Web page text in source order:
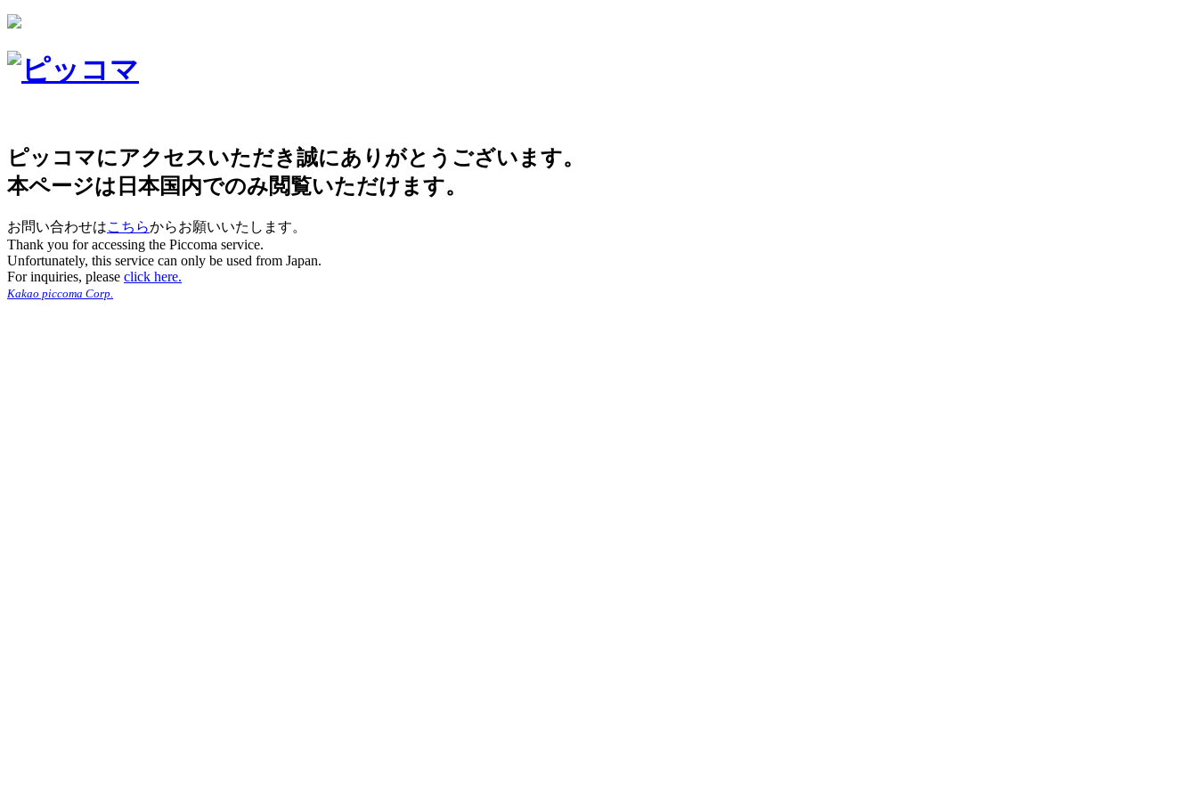
ピッコマにアクセスいただき誠にありがとうございます。
本ページは日本国内でのみ閲覧いただけます。
お問い合わせはこちらからお願いいたします。
Thank you for accessing the Piccoma service.
Unfortunately, this service can only be used from Japan.
For inquiries, please click here.
Kakao piccoma Corp.